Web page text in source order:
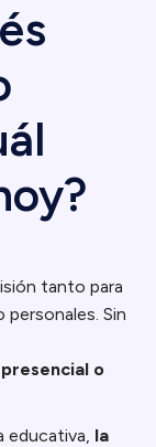
tanto para
Sin
o
educativa, la